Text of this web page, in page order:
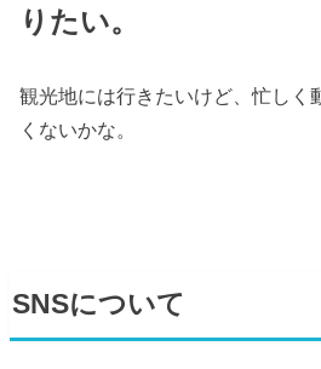
りたい。
観光地には行きたいけど、忙しく
くないかな。
SNSについて